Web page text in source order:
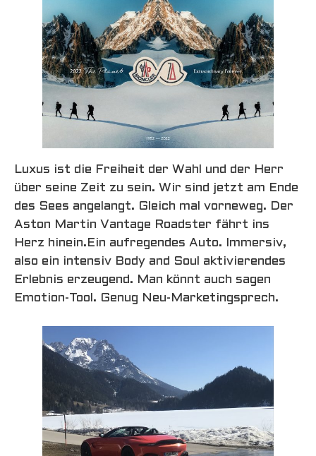
Luxus ist die Freiheit der Wahl und der Herr
über seine Zeit zu sein. Wir sind jetzt am Ende
des Sees angelangt. Gleich mal vorneweg. Der
Aston Martin Vantage Roadster fährt ins
Herz hinein.Ein aufregendes Auto. Immersiv,
also ein intensiv Body and Soul aktivierendes
Erlebnis erzeugend. Man könnt auch sagen
Emotion-Tool. Genug Neu-Marketingsprech.